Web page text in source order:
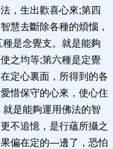
，生出歡喜心來;第四
慧去斷除各種的煩惱，
是念覺支。就是能夠
之均等;第六種是定覺
定心裏面，所得到的各
惜保守的心來，使心住
是能夠運用佛法的智
不追憶，是行蘊所攝之
偏在定的—邊了，恐怕